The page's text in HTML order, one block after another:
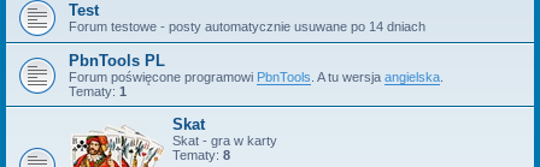
Test
Forum testowe - posty automatycznie usuwane po 14 dniach
PbnTools PL
Forum poświęcone programowi PbnTools . A tu wersja angielska
Tematy: 1
Skat
Skat - gra w karty
Tematy: 8